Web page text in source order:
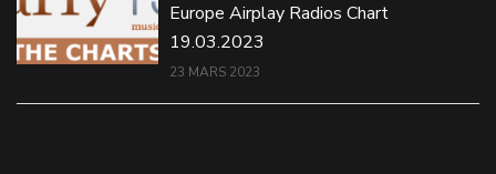
Europe Airplay Radios Chart
19.03.2023
23 MARS 2023